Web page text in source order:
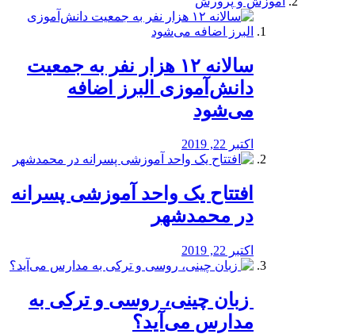
️سالانه ۱۲ هزار نفر به جمعیت
دانش‌آموزی البرز اضافه
می‌شود
اکتبر 22, 2019
افتتاح یک واحد آموزشی پسرانه
در محمدشهر
اکتبر 22, 2019
️ زبان چینی، روسی و ترکی به
مدارس می‌آید؟